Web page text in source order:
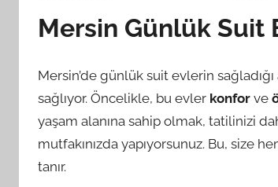
Mersin Günlük Suit
Mersin’de günlük suit evlerin
sağlıyor. Öncelikle, bu evler konfor ve
yaşam alanına sahip olmak, tatilinizi
mutfakınızda yapıyorsunuz. Bu, size
tanır.